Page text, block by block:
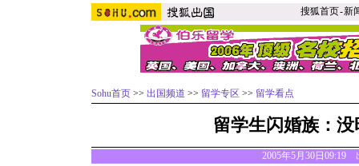
搜狐首页-新
Sohu首页 >> 出国频道 >> 留学专区 >> 留学看点
留学生闪婚族：
2005年5月30日09:19